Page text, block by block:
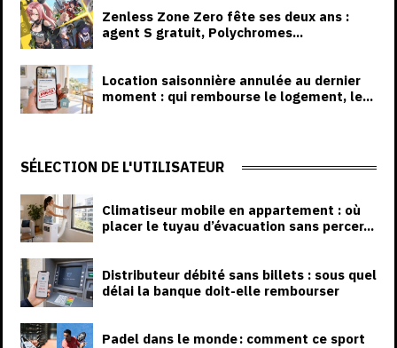
Zenless Zone Zero fête ses deux ans :
agent S gratuit, Polychromes...
Location saisonnière annulée au dernier
moment : qui rembourse le logement, le...
SÉLECTION DE L'UTILISATEUR
Climatiseur mobile en appartement : où
placer le tuyau d’évacuation sans percer...
Distributeur débité sans billets : sous quel
délai la banque doit-elle rembourser
Padel dans le monde : comment ce sport